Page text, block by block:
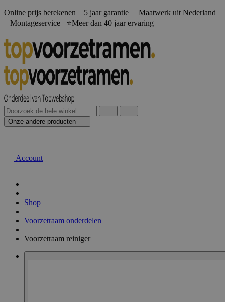
Online prijs berekenen️ 5 jaar garantie Maatwerk uit Nederland
Montageservice ⭐Meer dan 40 jaar ervaring
Onze andere producten
Account
Shop
Voorzetraam onderdelen
Voorzetraam reiniger